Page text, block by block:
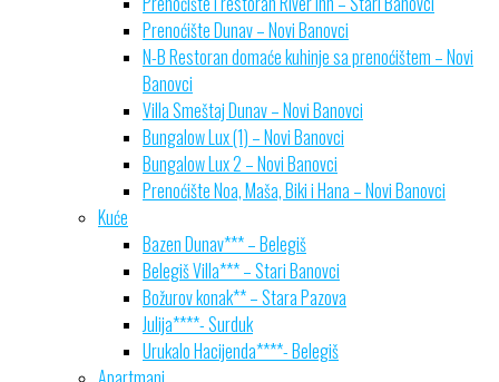
Prenoćište Dunav – Novi Banovci
N-B Restoran domaće kuhinje sa prenoćištem – Novi
Banovci
Villa Smeštaj Dunav – Novi Banovci
Bungalow Lux (1) – Novi Banovci
Bungalow Lux 2 – Novi Banovci
Prenoćište Noa, Maša, Biki i Hana – Novi Banovci
Kuće
Bazen Dunav*** – Belegiš
Belegiš Villa*** – Stari Banovci
Božurov konak** – Stara Pazova
Julija****- Surduk
Urukalo Hacijenda****- Belegiš